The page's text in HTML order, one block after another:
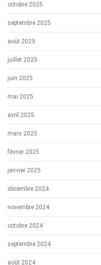
octobre 2025
septembre 2025
août 2025
juillet 2025
juin 2025
mai 2025
avril 2025
mars 2025
février 2025
janvier 2025
décembre 2024
novembre 2024
octobre 2024
septembre 2024
août 2024